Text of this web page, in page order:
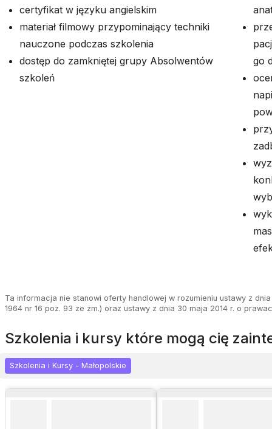
certyfikat w języku angielskim
materiał filmowy przypominający techniki
nauczone podczas szkolenia
dostęp do zamkniętej grupy Absolwentów
szkoleń
go
Ta informacja nie stanowi oferty handlowej w rozumieniu ustawy z
1964 nr 16 poz. 93 ze zm.) oraz ustawy z dnia 30 maja 2014 r. o
szkolenia i kursy które mogą cię
Szkolenia i Kursy - Małopolskie